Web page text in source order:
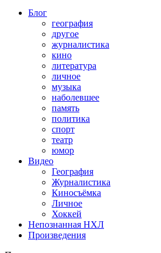
Блог
география
другое
журналистика
кино
литература
личное
музыка
наболевшее
память
политика
спорт
театр
юмор
Видео
География
Журналистика
Киносъёмка
Личное
Хоккей
Непознанная НХЛ
Произведения